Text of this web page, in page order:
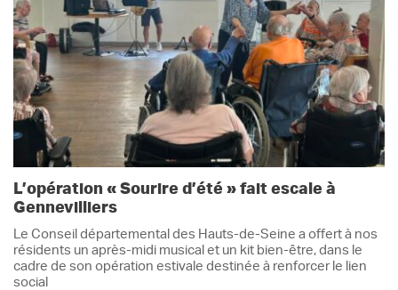
L’opération « Sourire d’été » fait escale à
Gennevilliers
Le Conseil départemental des Hauts-de-Seine a offert à nos
résidents un après-midi musical et un kit bien-être, dans le
cadre de son opération estivale destinée à renforcer le lien
social